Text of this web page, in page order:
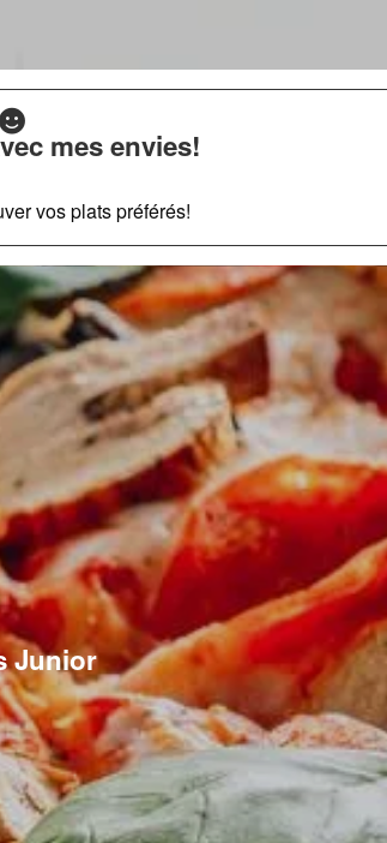
mes envies!
vos plats préférés!
Junior